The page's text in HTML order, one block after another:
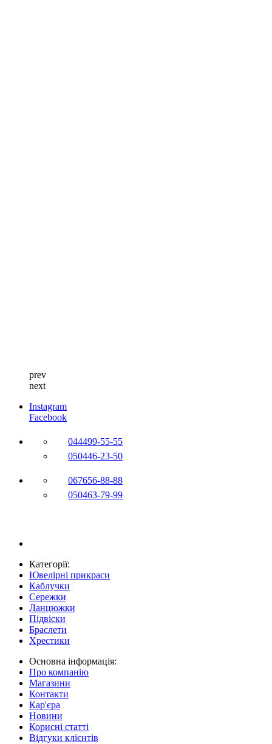
prev
next
Instagram
Facebook
044499-55-55
050446-23-50
067656-88-88
050463-79-99
Категорії:
Ювелірні прикраси
Каблучки
Сережки
Ланцюжки
Підвіски
Браслети
Хрестики
Основна інформація:
Про компанію
Магазини
Контакти
Кар'єра
Новини
Корисні статті
Відгуки клієнтів